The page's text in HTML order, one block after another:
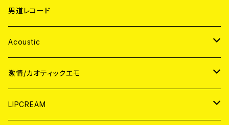
男道レコード
Acoustic
JAPAN
CD
WORLD
激情/カオティックエモ
JAPAN
LIPCREAM